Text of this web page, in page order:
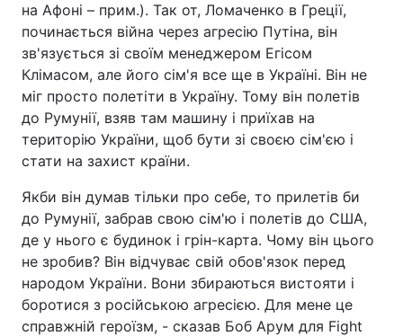
Тема оформлення
на Афоні – прим.). Так от, Ломаченко в Греції,
починається війна через агресію Путіна, він
зв'язується зі своїм менеджером Егісом
Клімасом, але його сім'я все ще в Україні. Він не
міг просто полетіти в Україну. Тому він полетів
до Румунії, взяв там машину і приїхав на
територію України, щоб бути зі своєю сім'єю і
стати на захист країни.
Якби він думав тільки про себе, то прилетів би
до Румунії, забрав свою сім'ю і полетів до США,
де у нього є будинок і грін-карта. Чому він цього
не зробив? Він відчуває свій обов'язок перед
народом України. Вони збираються вистояти і
боротися з російською агресією. Для мене це
справжній героїзм, - сказав Боб Арум для Fight